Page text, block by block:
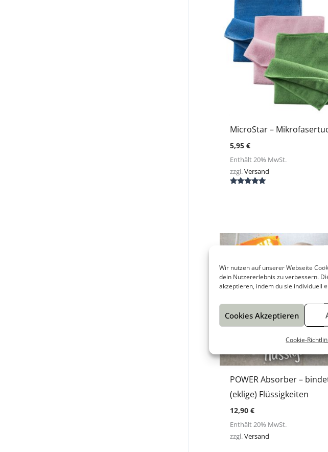
Wir nutzen auf unserer Webseite
dein Nutzererlebnis zu verbessern.
akzeptieren, indem du sie individuell
Cookies Akzeptieren
Cookie-
MicroStar –
5,95 €
Enthält 20% MwSt.
zzgl.Versand
POWER Absorber –
(eklige) Flüssigkeiten
12,90 €
Enthält 20% MwSt.
zzgl.Versand